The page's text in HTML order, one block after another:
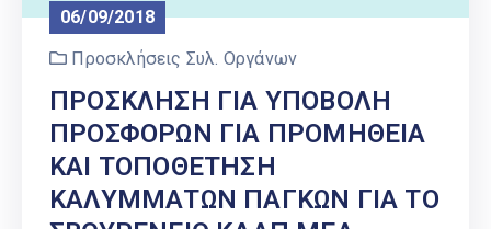
06/09/2018
Προσκλήσεις Συλ. Οργάνων
ΠΡΟΣΚΛΗΣΗ ΓΙΑ ΥΠΟΒΟΛΗ
ΠΡΟΣΦΟΡΩΝ ΓΙΑ ΠΡΟΜΗΘΕΙΑ
ΚΑΙ ΤΟΠΟΘΕΤΗΣΗ
ΚΑΛΥΜΜΑΤΩΝ ΠΑΓΚΩΝ ΓΙΑ ΤΟ